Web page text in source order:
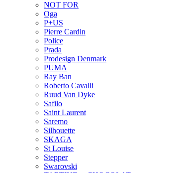
NOT FOR
Oga
P+US
Pierre Cardin
Police
Prada
Prodesign Denmark
PUMA
Ray Ban
Roberto Cavalli
Ruud Van Dyke
Safilo
Saint Laurent
Saremo
Silhouette
SKAGA
St Louise
Stepper
Swarovski